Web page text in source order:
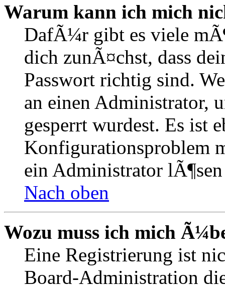
Warum kann ich mich
DafÃ¼r gibt es viele
dich zunÃ¤chst, dass
Passwort richtig sind.
an einen Administrator,
gesperrt wurdest. Es ist
Konfigurationsproblem
ein Administrator lÃ¶sen
Nach oben
Wozu muss ich mich
Eine Registrierung ist
Board-Administration